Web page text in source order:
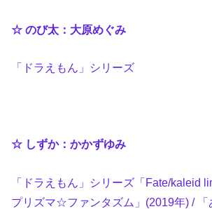
☆ のび太：大原めぐみ
「ドラえもん」シリーズ
☆ しずか：かかずゆみ
「ドラえもん」シリーズ「Fate/kaleid
プリズマ☆ファンタズム」(2019年) / 「